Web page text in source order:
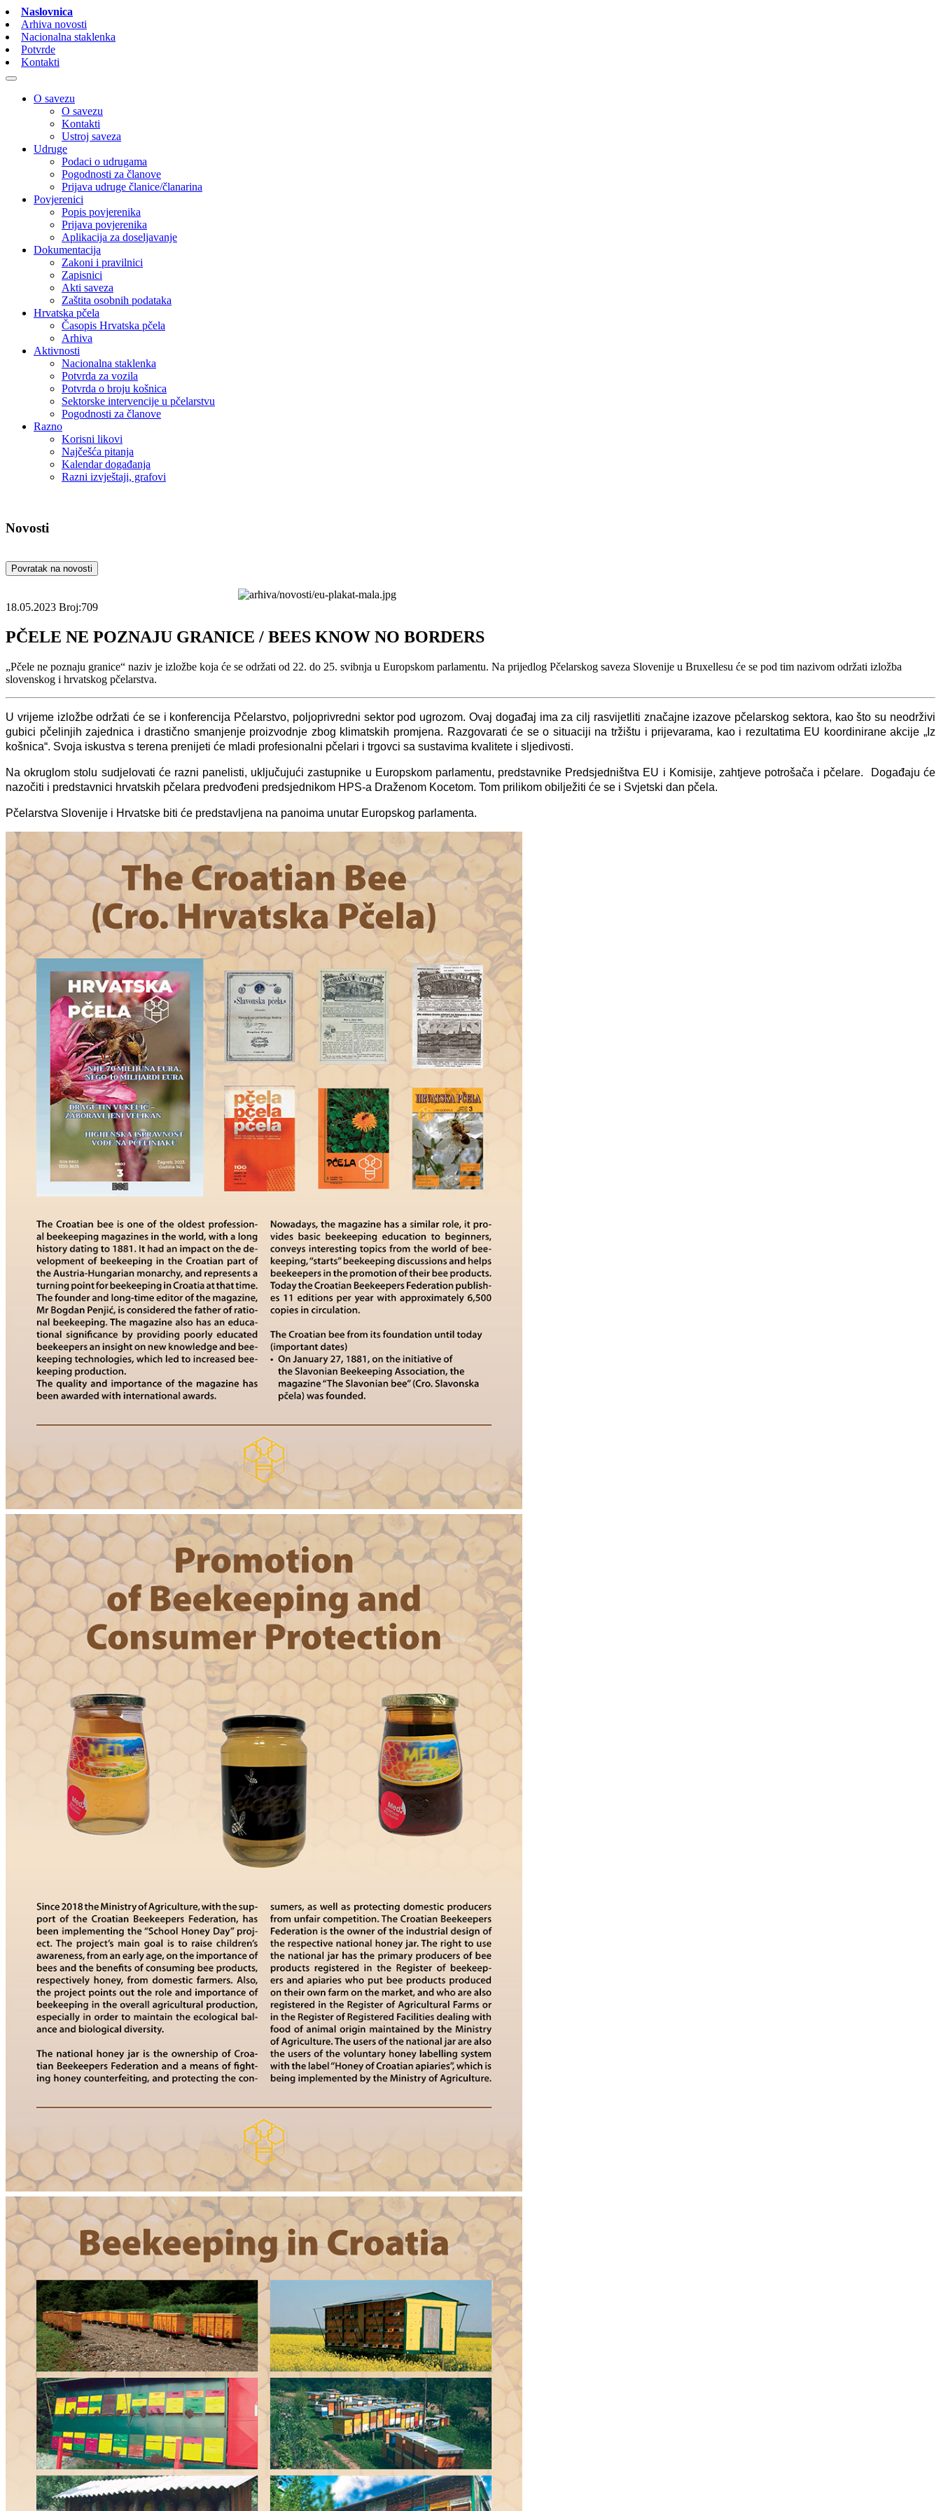
Naslovnica
Arhiva novosti
Nacionalna staklenka
Potvrde
Kontakti
O savezu
O savezu
Kontakti
Ustroj saveza
Udruge
Podaci o udrugama
Pogodnosti za članove
Prijava udruge članice/članarina
Povjerenici
Popis povjerenika
Prijava povjerenika
Aplikacija za doseljavanje
Dokumentacija
Zakoni i pravilnici
Zapisnici
Akti saveza
Zaštita osobnih podataka
Hrvatska pčela
Časopis Hrvatska pčela
Arhiva
Aktivnosti
Nacionalna staklenka
Potvrda za vozila
Potvrda o broju košnica
Sektorske intervencije u pčelarstvu
Pogodnosti za članove
Razno
Korisni likovi
Najčešća pitanja
Kalendar događanja
Razni izvještaji, grafovi
Novosti
Povratak na novosti
18.05.2023 Broj:709
PČELE NE POZNAJU GRANICE / BEES KNOW NO BORDERS
„Pčele ne poznaju granice“ naziv je izložbe koja će se održati od 22. do 25. svibnja u Europskom parlamentu. Na prijedlog Pčelarskog saveza Slovenije u Bruxellesu će se pod tim nazivom održati izložba
slovenskog i hrvatskog pčelarstva.
U vrijeme izložbe održati će se i konferencija Pčelarstvo, poljoprivredni sektor pod ugrozom. Ovaj događaj ima za cilj rasvijetliti značajne izazove pčelarskog sektora, kao što su neodrživi
gubici pčelinjih zajednica i drastično smanjenje proizvodnje zbog klimatskih promjena. Razgovarati će se o situaciji na tržištu i prijevarama, kao i rezultatima EU koordinirane akcije „Iz
košnica“. Svoja iskustva s terena prenijeti će mladi profesionalni pčelari i trgovci sa sustavima kvalitete i sljedivosti.
Na okruglom stolu sudjelovati će razni panelisti, uključujući zastupnike u Europskom parlamentu, predstavnike Predsjedništva EU i Komisije, zahtjeve potrošača i pčelare. Događaju će
nazočiti i predstavnici hrvatskih pčelara predvođeni predsjednikom HPS-a Draženom Kocetom. Tom prilikom obilježiti će se i Svjetski dan pčela.
Pčelarstva Slovenije i Hrvatske biti će predstavljena na panoima unutar Europskog parlamenta.